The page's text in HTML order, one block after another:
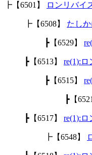
┣【6501】 ロンリバイ
┣【6508】 たし
┣【6529】
┣【6513】 re(1):
┣【6515】
┣【
┣【6517】 re(1):
┣【6548】